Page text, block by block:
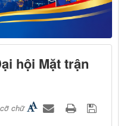
hội Mặt trận
chữ